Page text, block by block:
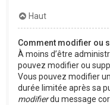
Haut
Comment modifier ou
À moins d’être
pouvez modifier ou
Vous pouvez modifier
durée limitée après sa
modifierdu message